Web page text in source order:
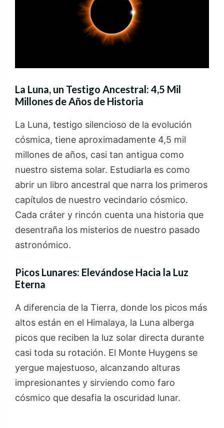
La Luna, un Testigo Ancestral: 4,5 Mil
Millones de Años de Historia
La Luna, testigo silencioso de la evolución
cósmica, tiene aproximadamente 4,5 mil
millones de años, casi tan antigua como
nuestro sistema solar. Estudiarla es como
abrir un libro ancestral que narra los primeros
capítulos de nuestro vecindario cósmico.
Cada cráter y rincón cuenta una historia que
desentraña los misterios de nuestro pasado
astronómico.
Picos Lunares: Elevándose Hacia la Luz
Eterna
A diferencia de la Tierra, donde los picos más
altos están en el Himalaya, la Luna alberga
picos que reciben la luz solar directa durante
casi toda su rotación. El Monte Huygens se
yergue majestuoso, alcanzando alturas
impresionantes y sirviendo como faro
cósmico que desafia la oscuridad lunar.